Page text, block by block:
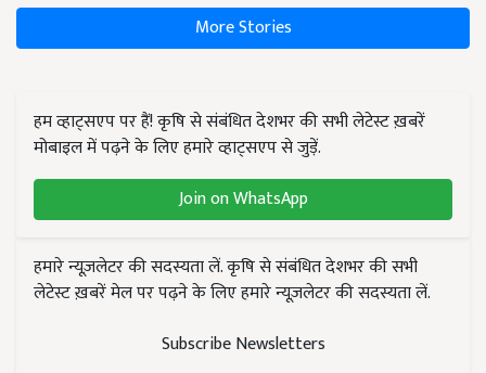
More Stories
हम व्हाट्सएप पर हैं! कृषि से संबंधित देशभर की सभी लेटेस्ट ख़बरें
मोबाइल में पढ़ने के लिए हमारे व्हाट्सएप से जुड़ें.
Join on WhatsApp
हमारे न्यूज़लेटर की सदस्यता लें. कृषि से संबंधित देशभर की सभी
लेटेस्ट ख़बरें मेल पर पढ़ने के लिए हमारे न्यूज़लेटर की सदस्यता लें.
Subscribe Newsletters